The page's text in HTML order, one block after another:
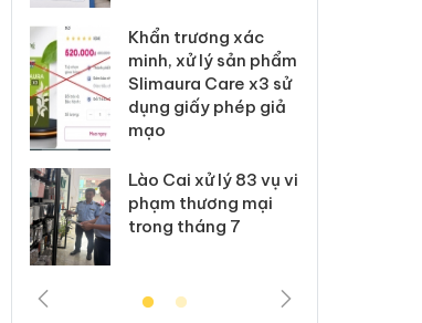
Cà Mau: Tiêu hủy
công khai hàng ngàn
sản phẩm nhập lậu,
bảo vệ môi trường
kinh doanh
Công an Thanh Hóa
tìm bị hại trong vụ
án sản xuất, buôn